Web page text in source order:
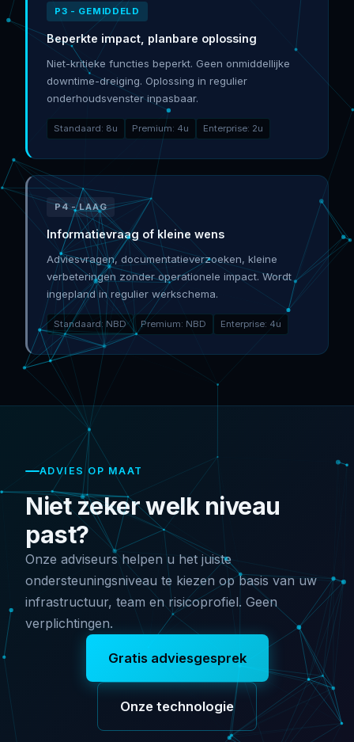
P3 - GEMIDDELD
Beperkte impact, planbare oplossing
Niet-kritieke functies beperkt. Geen onmiddellijke
downtime-dreiging. Oplossing in regulier
onderhoudsvenster inpasbaar.
Standaard: 8u Premium: 4u Enterprise: 2u
P4 - LAAG
Informatievraag of kleine wens
Adviesvragen, documentatieverzoeken, kleine
verbeteringen zonder operationele impact. Wordt
ingepland in regulier werkschema.
Standaard: NBD Premium: NBD Enterprise: 4u
ADVIES OP MAAT
Niet zeker welk niveau
past?
Onze adviseurs helpen u het juiste
ondersteuningsniveau te kiezen op basis van uw
infrastructuur, team en risicoprofiel. Geen
verplichtingen.
Gratis adviesgesprek
Onze technologie